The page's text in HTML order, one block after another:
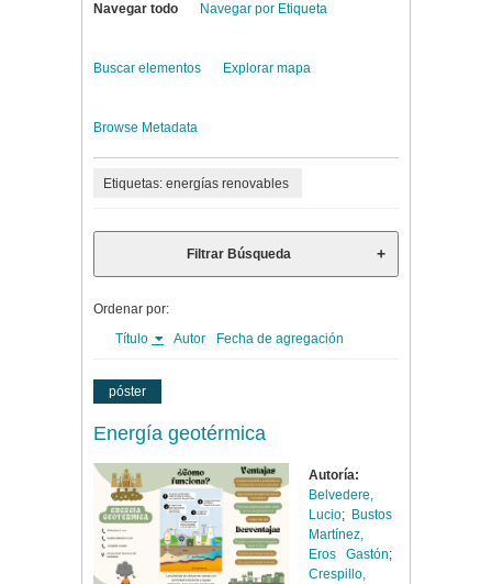
Navegar todo Navegar por Etiqueta
Buscar elementos Explorar mapa
Browse Metadata
Etiquetas: energías renovables
Filtrar Búsqueda
Ordenar por:
Título
Autor Fecha de agregación
póster
Energía geotérmica
Autoría:
Belvedere,
Lucio; Bustos
Martínez,
Eros Gastón;
Crespillo,